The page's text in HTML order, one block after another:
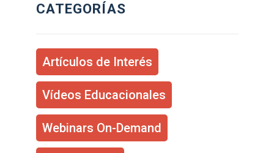
CATEGORÍAS
Artículos de Interés
Vídeos Educacionales
Webinars On-Demand